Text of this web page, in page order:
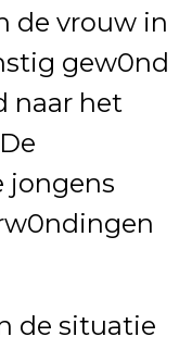
de vrouw in
gew0nd
naar het
De
jongens
de situatie